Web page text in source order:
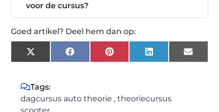
voor de cursus?
Goed artikel? Deel hem dan op:
X
(Twitter)
FacebookPinterestLinkedIn Email
Tags:
dagcursus auto theorie ,theoriecursus